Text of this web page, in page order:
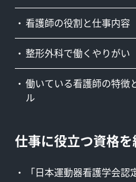
看護師の役割と仕事内容
整形外科で働くやりがい
働いている看護師の特徴
ル
仕事に役立つ資格
「日本運動器看護学会認